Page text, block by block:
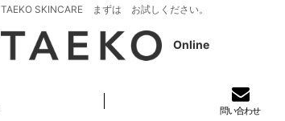
TAEKO SKINCARE まずは お試しください。
Online
問い合わせ